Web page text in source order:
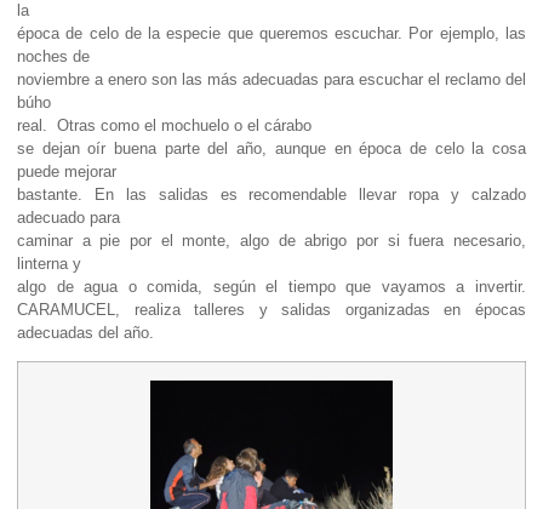
la
época de celo de la especie que queremos escuchar. Por ejemplo, las
noches de
noviembre a enero son las más adecuadas para escuchar el reclamo del
búho
real. Otras como el mochuelo o el cárabo
se dejan oír buena parte del año, aunque en época de celo la cosa
puede mejorar
bastante. En las salidas es recomendable llevar ropa y calzado
adecuado para
caminar a pie por el monte, algo de abrigo por si fuera necesario,
linterna y
algo de agua o comida, según el tiempo que vayamos a invertir.
CARAMUCEL, realiza talleres y salidas organizadas en épocas
adecuadas del año.